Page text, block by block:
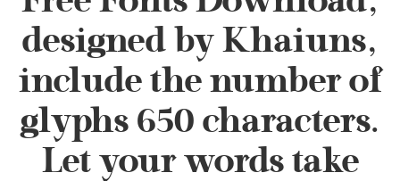
designed by Khaiuns,
include the number of
glyphs 650 characters.
Let your words take